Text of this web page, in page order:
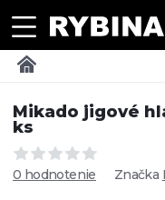
Mikado jigové
ks
0 hodnotenie Značka